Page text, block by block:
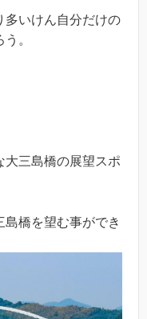
多いけん自分だけの
。
大三島橋の展望スポ
橋を望む事ができ